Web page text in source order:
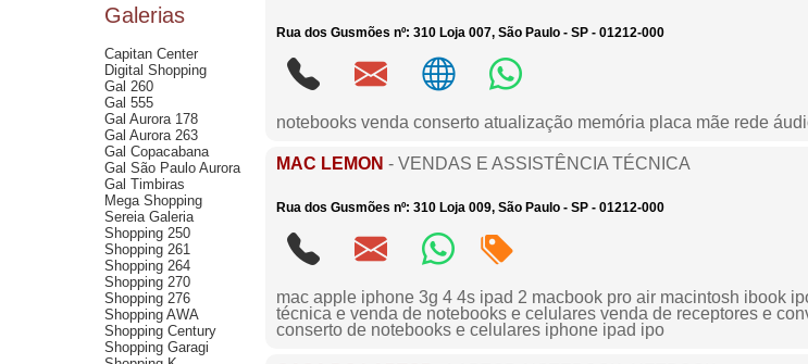
Galerias
Capitan Center
Digital Shopping
Gal 260
Gal 555
Gal Aurora 178
Gal Aurora 263
Gal Copacabana
Gal São Paulo Aurora
Gal Timbiras
Mega Shopping
Sereia Galeria
Shopping 250
Shopping 261
Shopping 264
Shopping 270
Shopping 276
Shopping AWA
Shopping Century
Shopping Garagi
Rua dos Gusmões nº: 310 Loja 007, São Paulo - SP - 01212-000
notebooks venda conserto atualização memória placa mãe rede
MAC LEMON - VENDAS E ASSISTÊNCIA TÉCNICA
Rua dos Gusmões nº: 310 Loja 009, São Paulo - SP - 01212-000
mac apple iphone 3g 4 4s ipad 2 macbook pro air macintosh ibook
técnica e venda de notebooks e celulares venda de receptores e
conserto de notebooks e celulares iphone ipad ipo